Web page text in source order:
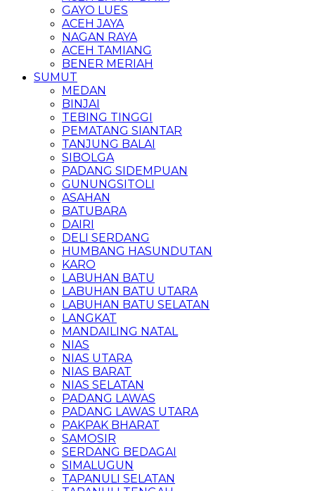
GAYO LUES
ACEH JAYA
NAGAN RAYA
ACEH TAMIANG
BENER MERIAH
SUMUT
MEDAN
BINJAI
TEBING TINGGI
PEMATANG SIANTAR
TANJUNG BALAI
SIBOLGA
PADANG SIDEMPUAN
GUNUNGSITOLI
ASAHAN
BATUBARA
DAIRI
DELI SERDANG
HUMBANG HASUNDUTAN
KARO
LABUHAN BATU
LABUHAN BATU UTARA
LABUHAN BATU SELATAN
LANGKAT
MANDAILING NATAL
NIAS
NIAS UTARA
NIAS BARAT
NIAS SELATAN
PADANG LAWAS
PADANG LAWAS UTARA
PAKPAK BHARAT
SAMOSIR
SERDANG BEDAGAI
SIMALUGUN
TAPANULI SELATAN